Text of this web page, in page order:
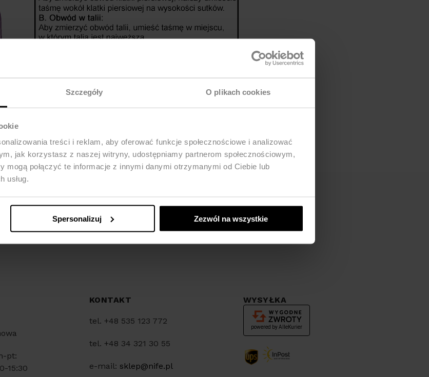
Szczegóły O plikach cookies
treści i reklam, aby oferować funkcje społecznościowe i analizować
jak korzystasz z naszej witryny, udostępniamy partnerom społecznościowym,
mogą połączyć te informacje z innymi danymi otrzymanymi od Ciebie lub
usług.
Spersonalizuj Zezwól na wszystkie
pt:
15:30
KONTAKT
tel. +48 535 123 772
tel. +48 34 321 30 55
e-mail: sklep@nife.pl
WYSYŁKA